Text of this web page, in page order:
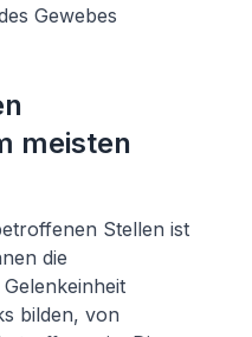
Gewebes
meisten
Stellen ist
die
bilden, von